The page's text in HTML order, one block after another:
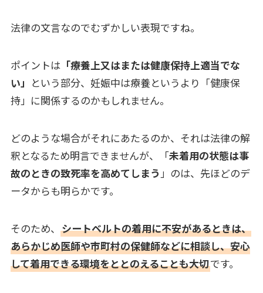
法律の文言なのでむずかしい表現ですね。
ポイントは「療養上又はまたは健康保持上適当でな
い」 という部分、妊娠中は療養というより「健康保
持」に関係するのかもしれません。
どのような場合がそれにあたるのか、それは法律の解
釈となるため明言できませんが、「未着用の状態は事
故のときの致死率を高めてしまう」のは、先ほどのデ
ータからも明らかです。
そのため、 シートベルトの着用に不安があるときは、
あらかじめ医師や市町村の保健師などに相談し、安心
して着用できる環境をととのえることも大切です。